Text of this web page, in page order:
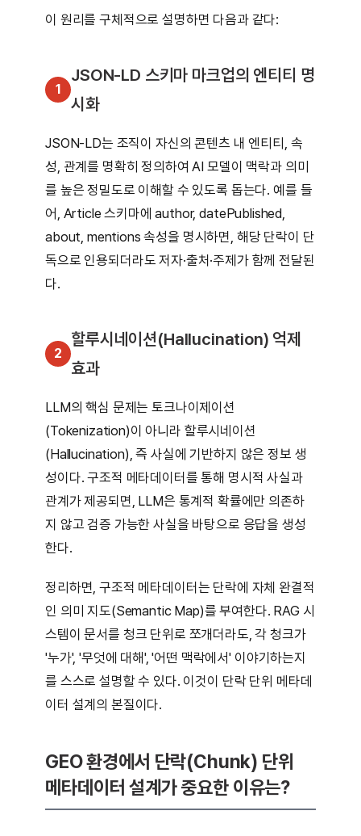
이 원리를 구체적으로 설명하면 다음과 같다:
1
JSON-LD 스키마 마크업의 엔티티 명
시화
JSON-LD는 조직이 자신의 콘텐츠 내 엔티티, 속
성, 관계를 명확히 정의하여 AI 모델이 맥락과 의미
를 높은 정밀도로 이해할 수 있도록 돕는다. 예를 들
어, Article 스키마에 author, datePublished,
about, mentions 속성을 명시하면, 해당 단락이 단
독으로 인용되더라도 저자·출처·주제가 함께 전달된
다.
2
할루시네이션(Hallucination) 억제
효과
LLM의 핵심 문제는 토크나이제이션
(Tokenization)이 아니라 할루시네이션
(Hallucination), 즉 사실에 기반하지 않은 정보 생
성이다. 구조적 메타데이터를 통해 명시적 사실과
관계가 제공되면, LLM은 통계적 확률에만 의존하
지 않고 검증 가능한 사실을 바탕으로 응답을 생성
한다.
정리하면, 구조적 메타데이터는 단락에 자체 완결적
인 의미 지도(Semantic Map)를 부여한다. RAG 시
스템이 문서를 청크 단위로 쪼개더라도, 각 청크가
'누가', '무엇에 대해', '어떤 맥락에서' 이야기하는지
를 스스로 설명할 수 있다. 이것이 단락 단위 메타데
이터 설계의 본질이다.
GEO 환경에서 단락(Chunk) 단위
메타데이터 설계가 중요한 이유는?